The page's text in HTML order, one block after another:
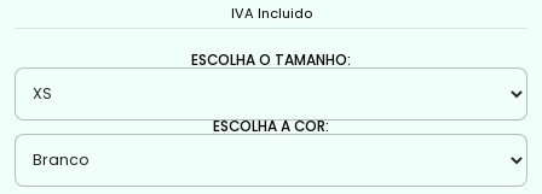
IVA Incluido
ESCOLHA O TAMANHO:
ESCOLHA A COR: